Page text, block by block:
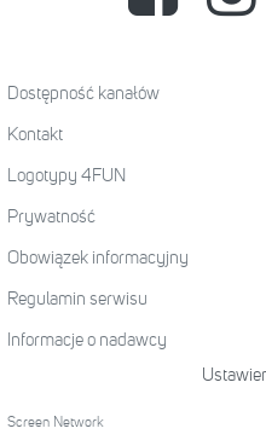
Dostępność kanałów
Kontakt
Logotypy 4FUN
Prywatność
Obowiązek informacyjny
Regulamin serwisu
Informacje o nadawcy
Screen Network